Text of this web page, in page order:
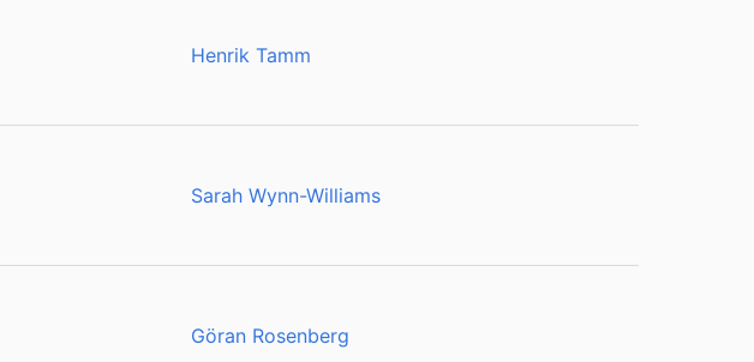
Henrik Tamm
Sarah Wynn-Williams
Göran Rosenberg